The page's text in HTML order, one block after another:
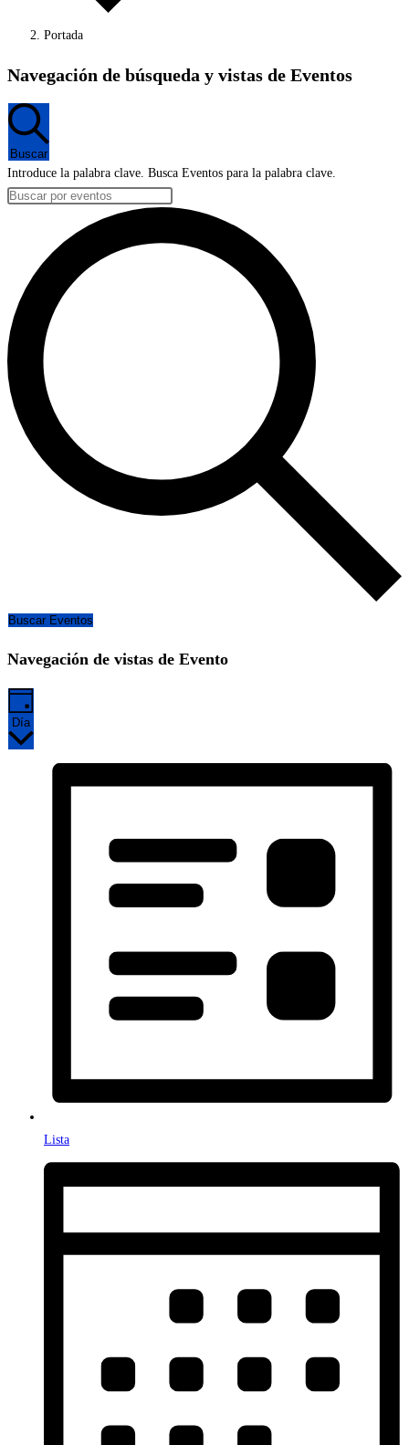
Portada
Eventos
26
mayo,
2026
Navegación de búsqueda y vistas de Eventos
Buscar
Introduce la palabra clave. Busca Eventos para la palabra clave.
Buscar Eventos
Navegación de vistas de Evento
Día
Lista